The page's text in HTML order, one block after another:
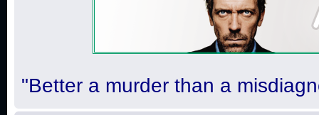
"Better a murder than a